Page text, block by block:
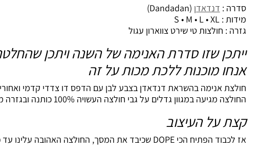
סדרה : דנדאדן (Dandadan)
מידות : S • M • L • XL
גזרה : חולצות טי שירט צווארון עגול
ייתכן שזו סדרת האנימה של השנה ויתכן
אנחו מוכנות ללכת מכות על זה
חולצת אנימה בהשראת דנדאדן בצבע לבן עם הדפס דו צדדי קדמי
החולצה מגיעה במגוון גדלים על גבי חולצה העשויה 100% כותנה ובגזרה מחמיאה לגוף.
קצת על העיצוב
אז לכבוד הפתיח הכי DOPE שכיבד את המסך, החולצה האהובה עלינו עד כה 🤩